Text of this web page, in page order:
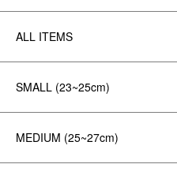
ALL ITEMS
SMALL (23~25cm)
MEDIUM (25~27cm)